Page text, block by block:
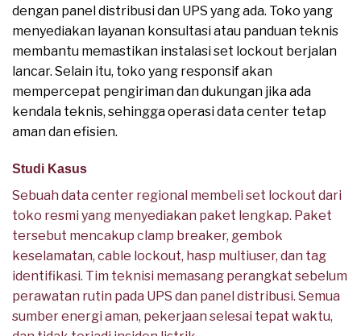
dengan panel distribusi dan UPS yang ada. Toko yang
menyediakan layanan konsultasi atau panduan teknis
membantu memastikan instalasi set lockout berjalan
lancar. Selain itu, toko yang responsif akan
mempercepat pengiriman dan dukungan jika ada
kendala teknis, sehingga operasi data center tetap
aman dan efisien.
Studi Kasus
Sebuah data center regional membeli set lockout dari
toko resmi yang menyediakan paket lengkap. Paket
tersebut mencakup clamp breaker, gembok
keselamatan, cable lockout, hasp multiuser, dan tag
identifikasi. Tim teknisi memasang perangkat sebelum
perawatan rutin pada UPS dan panel distribusi. Semua
sumber energi aman, pekerjaan selesai tepat waktu,